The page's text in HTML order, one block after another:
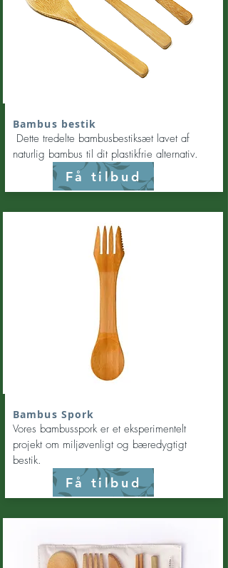
Bambus bestik
Dette tredelte bambusbestiksæt lavet af
naturlig bambus til dit plastikfrie alternativ.
Få tilbud
Bambus Spork
Vores bambusspork er et eksperimentelt
projekt om miljøvenligt og bæredygtigt
bestik.
Få tilbud